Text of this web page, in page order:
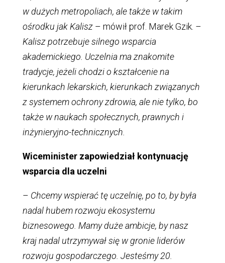
w dużych metropoliach, ale także w takim
ośrodku jak Kalisz– mówił prof. Marek Gzik. –
Kalisz potrzebuje silnego wsparcia
akademickiego. Uczelnia ma znakomite
tradycje, jeżeli chodzi o kształcenie na
kierunkach lekarskich, kierunkach związanych
z systemem ochrony zdrowia, ale nie tylko, bo
także w naukach społecznych, prawnych i
inżynieryjno-technicznych.
Wiceminister zapowiedział kontynuację
wsparcia dla uczelni
– Chcemy wspierać tę uczelnię, po to, by była
nadal hubem rozwoju ekosystemu
biznesowego. Mamy duże ambicje, by nasz
kraj nadal utrzymywał się w gronie liderów
rozwoju gospodarczego. Jesteśmy 20.